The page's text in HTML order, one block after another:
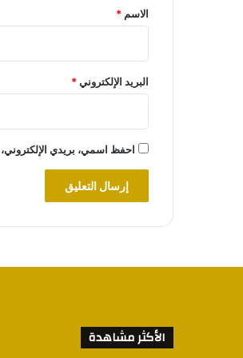
*
الاسم *
البريد الإلكتروني*
احفظ اسمي، بريدي
الأكثر مشاهدة